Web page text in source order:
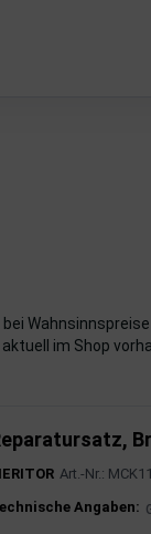
im Shop
Art.-Nr.:
Angaben: